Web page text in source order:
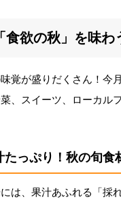
「食欲の秋」を味
覚が盛りだくさん！今
、スイーツ、ローカル
たっぷり！秋の旬食
は、果汁あふれる「採